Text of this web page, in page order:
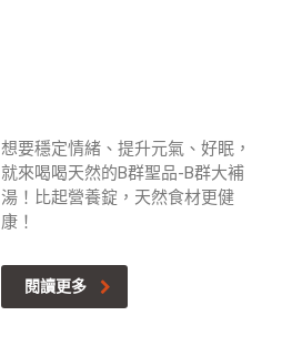
想要穩定情緒、提升元氣、好眠，
就來喝喝天然的B群聖品-B群大補
湯！比起營養錠，天然食材更健
康！
閱讀更多